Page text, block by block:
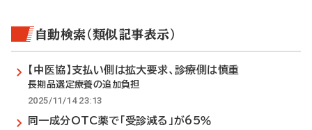
自動検索（類似記事表示）
【中医協】支払い側は拡大要求、診療側は慎重
長期品選定療養の追加負担
2025/11/14 23:13
同一成分OTC薬で「受診減る」が65％